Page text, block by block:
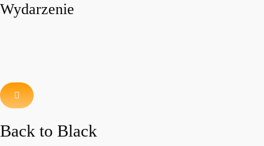
Wydarzenie
Back to Black